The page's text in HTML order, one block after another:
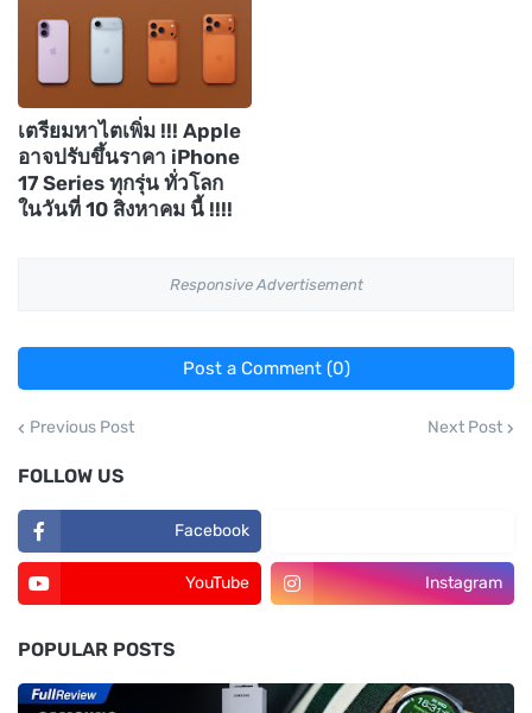
เตรียมหาไตเพิ่ม !!! Apple
อาจปรับขึ้นราคา iPhone
17 Series ทุกรุ่น ทั่วโลก
ในวันที่ 10 สิงหาคม นี้ !!!!
Responsive Advertisement
Post a Comment (0)
Previous Post Next Post
FOLLOW US
Facebook
YouTube Instagram
POPULAR POSTS